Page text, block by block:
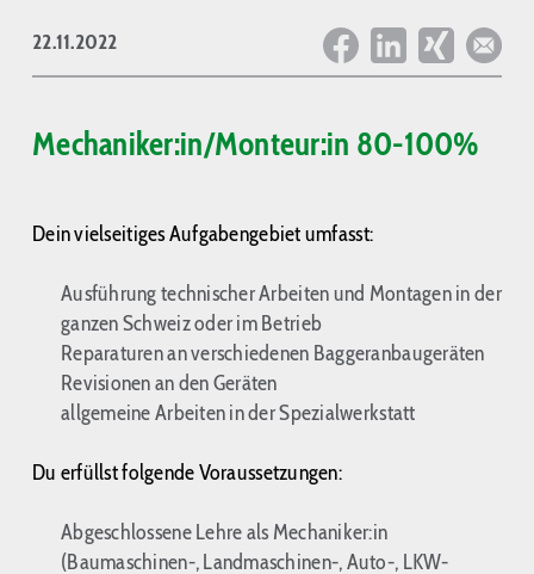
22.11.2022
Mechaniker:in/Monteur:in 80-100%
Dein vielseitiges Aufgabengebiet umfasst:
Ausführungtechnischer Arbeiten und Montagen in der
ganzen Schweiz oder im Betrieb
Reparaturen an verschiedenen Baggeranbaugeräten
Revisionen an den Geräten
allgemeine Arbeiten in der Spezialwerkstatt
Du erfüllst folgende Voraussetzungen:
Abgeschlossene Lehre als Mechaniker:in
(Baumaschinen-, Landmaschinen-, Auto-, LKW-